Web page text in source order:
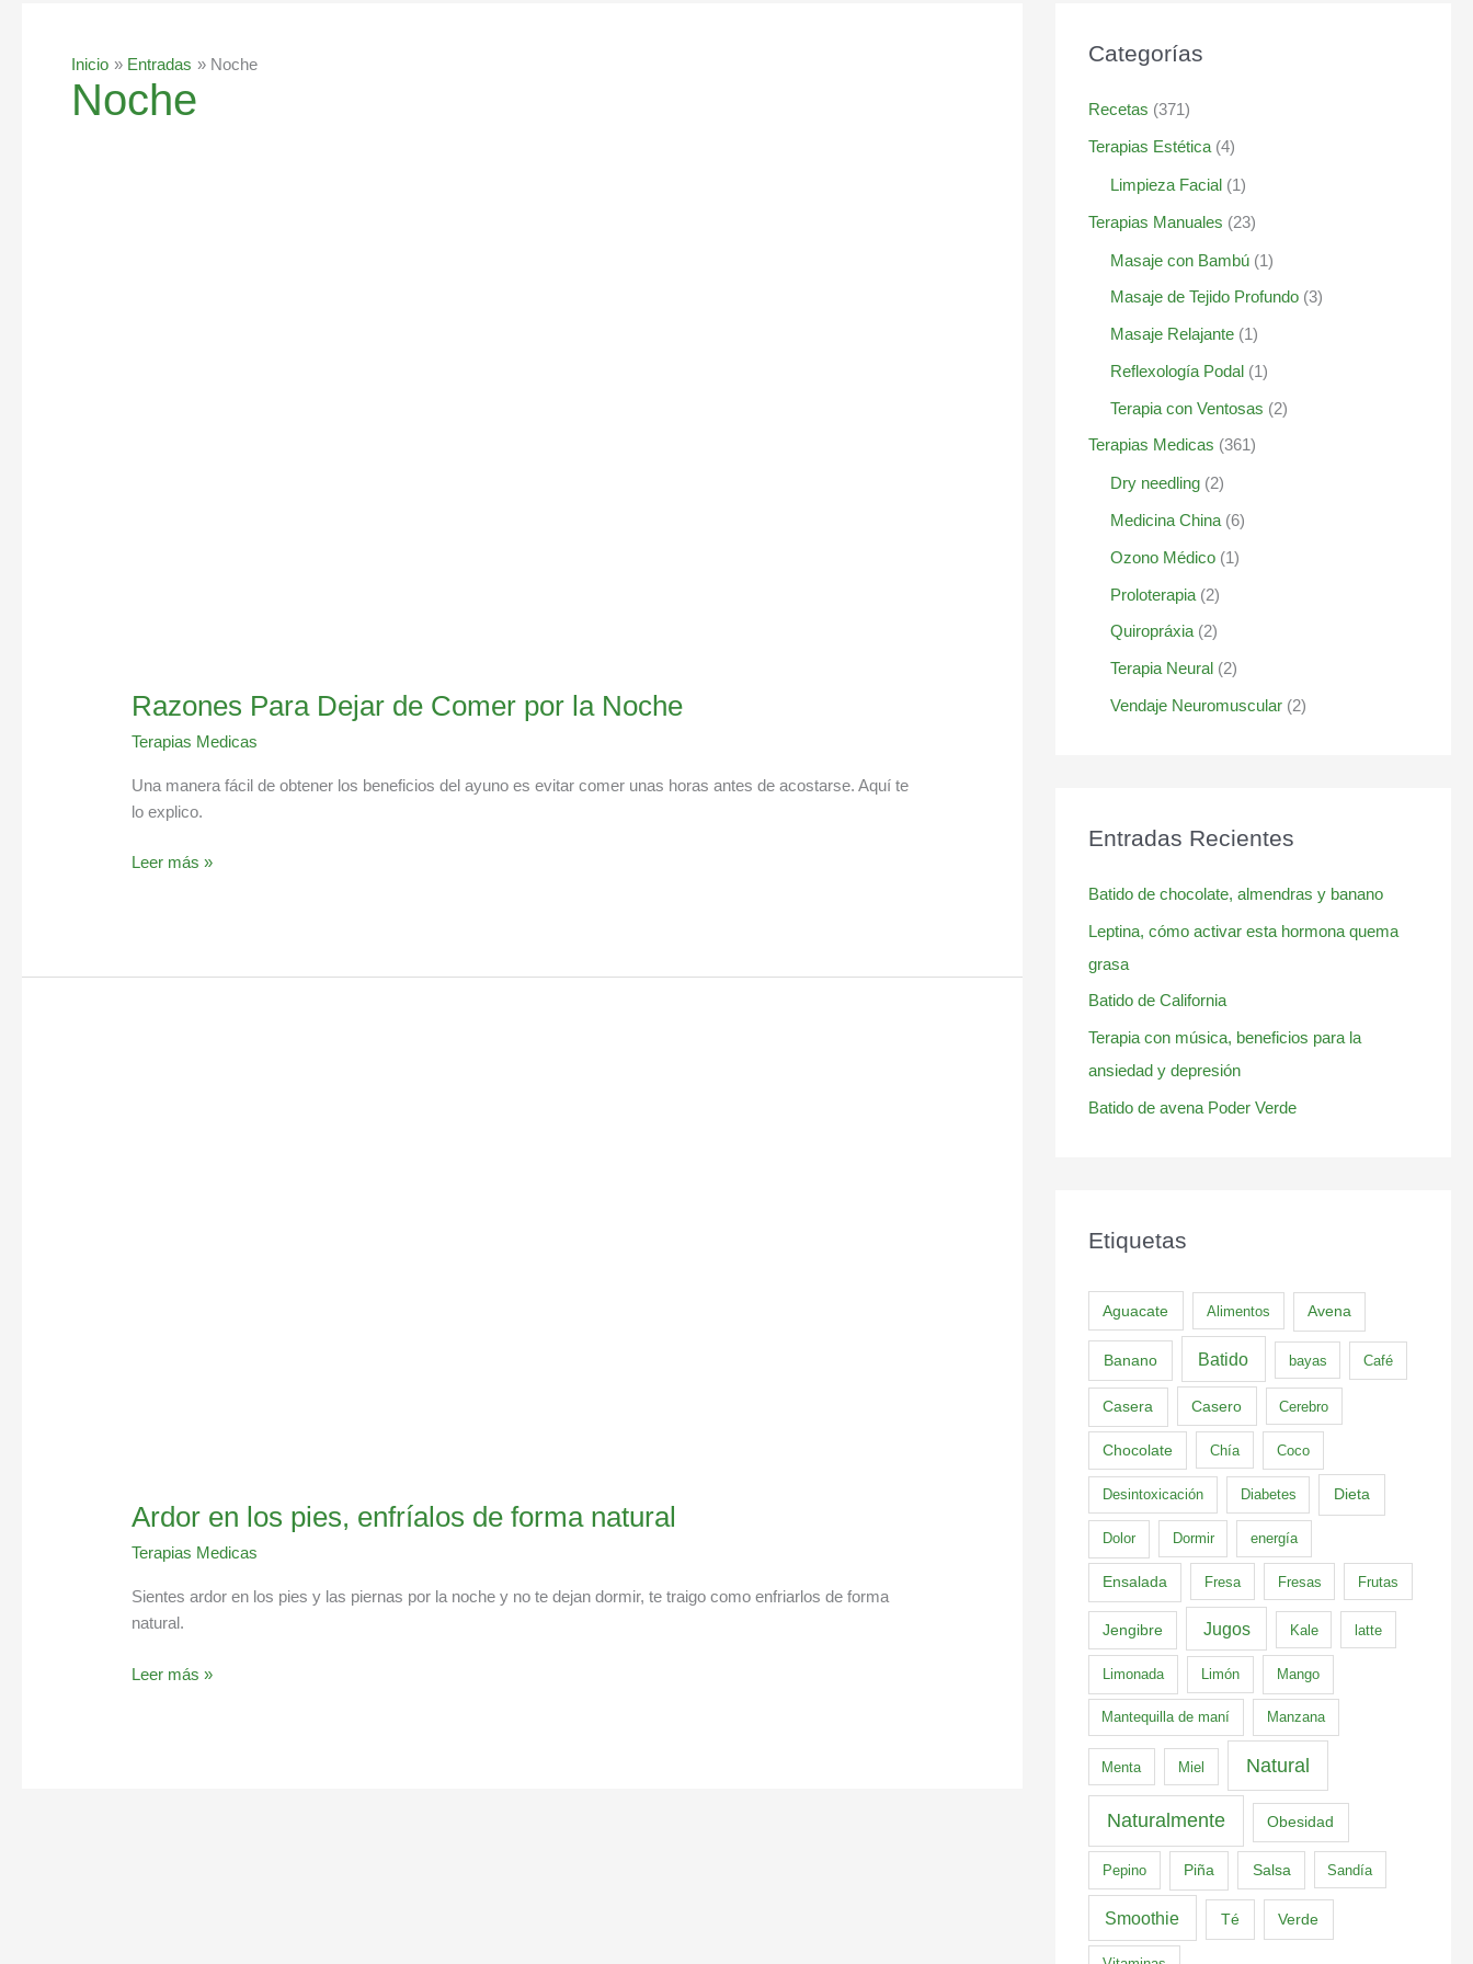
Inicio Entradas Noche
Noche
Razones Para Dejar de Comer por la Noche
Terapias Medicas
Una manera fácil de obtener los beneficios del ayuno es evitar comer unas horas antes de acostarse. Aquí te
lo explico.
Leer más »
Ardor en los pies, enfríalos de forma natural
Terapias Medicas
Sientes ardor en los pies y las piernas por la noche y no te dejan dormir, te traigo como enfriarlos de forma
natural.
Leer más »
Categorías
Recetas (371)
Terapias Estética(4)
Limpieza Facial(1)
Terapias Manuales (23)
Masaje con Bambú(1)
Masaje de Tejido Profundo(3)
Masaje Relajante(1)
Reflexología Podal(1)
Terapia con Ventosas (2)
Terapias Medicas (361)
Dry needling(2)
Medicina China(6)
Ozono Médico(1)
Proloterapia(2)
Quiropráxia(2)
Terapia Neural(2)
Vendaje Neuromuscular(2)
Entradas Recientes
Batido de chocolate, almendras y banano
Leptina, cómo activar esta hormona quema
grasa
Batido de California
Terapia con música, beneficios para la
ansiedad y depresión
Batido de avena Poder Verde
Etiquetas
Aguacate Alimentos Avena
Banano Batido bayas Café
Casera Casero Cerebro
Chocolate Chía Coco
Desintoxicación Diabetes Dieta
Dolor Dormir energía
Ensalada Fresa Fresas Frutas
Jengibre Jugos Kale latte
Limonada Limón Mango
Mantequilla de maní Manzana
Menta Miel Natural
Naturalmente Obesidad
Pepino Piña Salsa Sandía
Smoothie Té Verde